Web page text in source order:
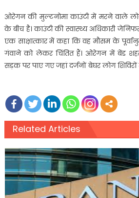
ओरेगन की मुल्टनोमा काउंटी में मरने वाले
के बीच है। काउंटी की स्वास्थ्य अधिकारी
एक साक्षात्कार में कहा कि वह मौसम के
गंवाने को लेकर चिंतित हैं। ओरेगन में बेंड
सड़क पर पाए गए जहां दर्जनों बेघर लोग शिविरों
Related Articles